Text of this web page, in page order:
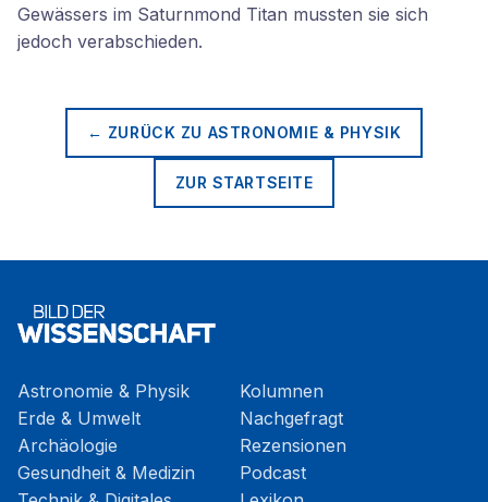
Gewässers im Saturnmond Titan mussten sie sich
jedoch verabschieden.
← ZURÜCK ZU ASTRONOMIE & PHYSIK
ZUR STARTSEITE
Astronomie & Physik
Erde & Umwelt
Archäologie
Gesundheit & Medizin
Kolumnen
Nachgefragt
Rezensionen
Podcast